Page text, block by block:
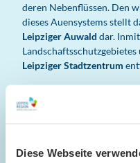
Diese Webseite
deren Nebenflüssen. Den
dieses Auensystems stellt
Leipziger Auwald dar.
Leipziger Stadtzentrum
Kiesgrube für den Bau des
ihr den See per Boot